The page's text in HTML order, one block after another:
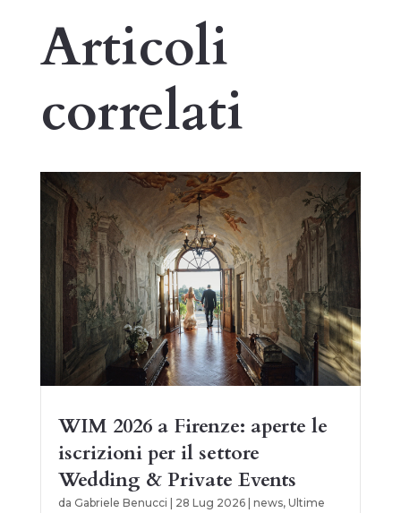
Articoli
correlati
WIM 2026 a Firenze: aperte le
iscrizioni per il settore
Wedding & Private Events
da Gabriele Benucci | 28 Lug 2026| news, Ultime